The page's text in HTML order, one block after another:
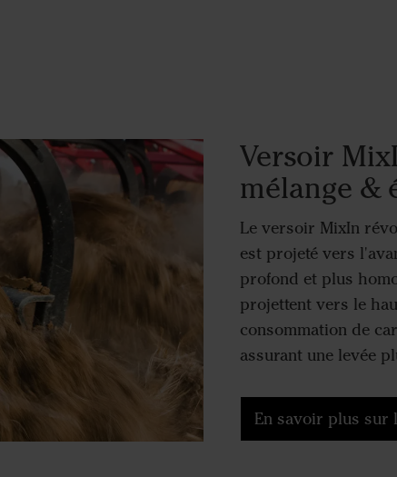
Versoir
mélange &
Le versoir MixIn
est projeté vers
profond et plus
projettent vers le
consommation de
assurant une levée
En savoir plus sur